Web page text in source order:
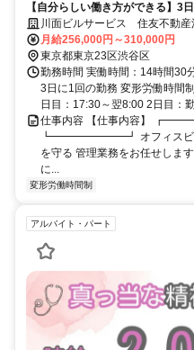
【自分らしい働き方ができる】3
視派も残業希望派も歓迎！
川面ビルサービス 住友不動産
月給256,000円～310,000円
東京都東京23区渋谷区
勤務時間 実働時間：14時間30
3日に1回の勤務 変形労働時間
日目：17:30～翌8:00 2日目：
仕事内容 【仕事内容】
┗━━━━━━━┛ オフィスビル
を守る 管理業務をお任せしま
に...
変形労働時間制
アルバイト・パート